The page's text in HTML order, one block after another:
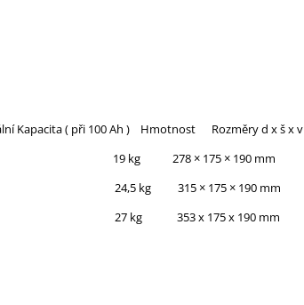
( při 100 Ah ) Hmotnost Rozměry d x š x v
85 Ah 19 kg 278 × 175 × 190 mm
100 Ah 24,5 kg 315 × 175 × 190 mm
Ah 27 kg 353 x 175 x 190 mm